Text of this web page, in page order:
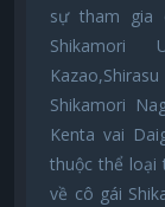
sự tham gia
Shikamori
Shikamori
Kenta vai
thuộc thể loại
về cô gái